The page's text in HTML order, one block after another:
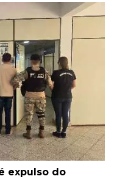
expulso do